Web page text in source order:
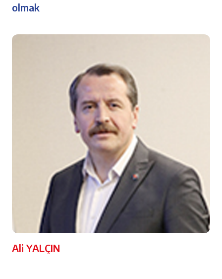
olmak
Ali YALÇIN